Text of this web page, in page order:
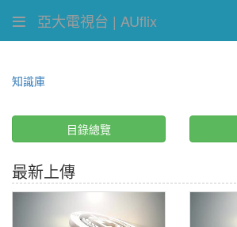
亞大電視台 | AUflix
知識庫
目錄總覽
最新上傳